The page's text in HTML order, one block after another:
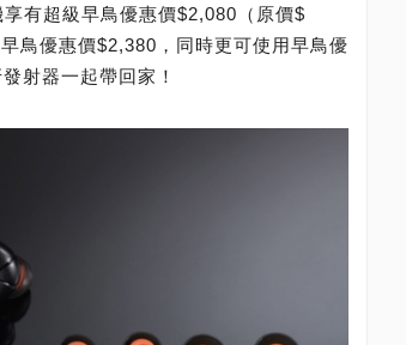
有超級早鳥優惠價$2,080（原價$
鳥優惠價$2,380，同時更可使用早鳥優
射器一起帶回家！